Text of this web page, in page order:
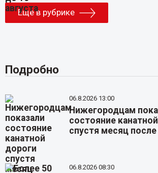
Еще в рубрике
Подробно
06.8.2026 13:00
Нижегородцам
состояние
спустя месяц
06.8.2026 08:30